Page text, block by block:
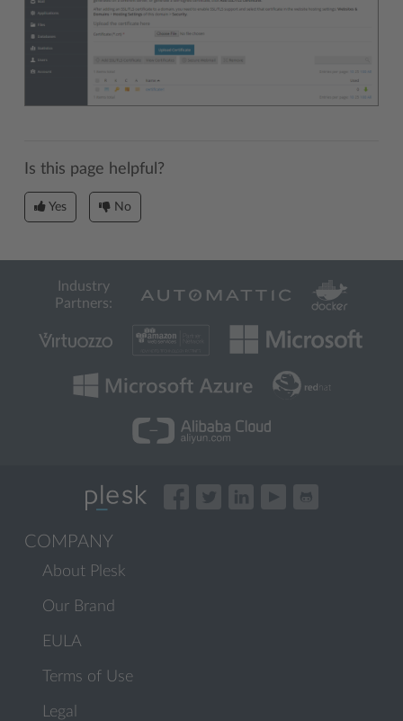
Is this page helpful?
Yes No
Industry
Partners:
COMPANY
About Plesk
Our Brand
EULA
Terms of Use
Legal